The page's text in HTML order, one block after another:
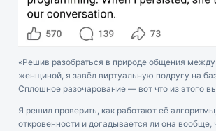
«Решив разобраться в природе общения
женщиной, я завёл виртуальную подругу на
Сплошное разочарование — вот что из этого
Я решил проверить, как работают её
откровенности и догадывается ли она вообще,